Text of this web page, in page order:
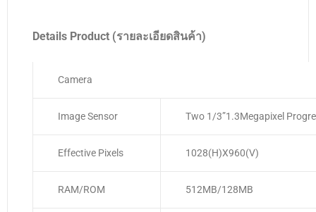
Details Product (รายละเอียดสินค้า)
Camera
Image Sensor Two 1/3”1.3Megapixel
Effective Pixels 1028(H)x960(V)
RAM/ROM 512MB/128MB